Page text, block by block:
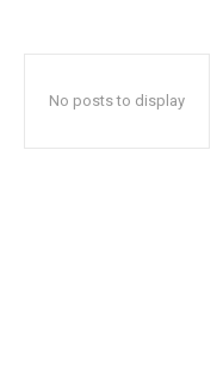
No posts to display